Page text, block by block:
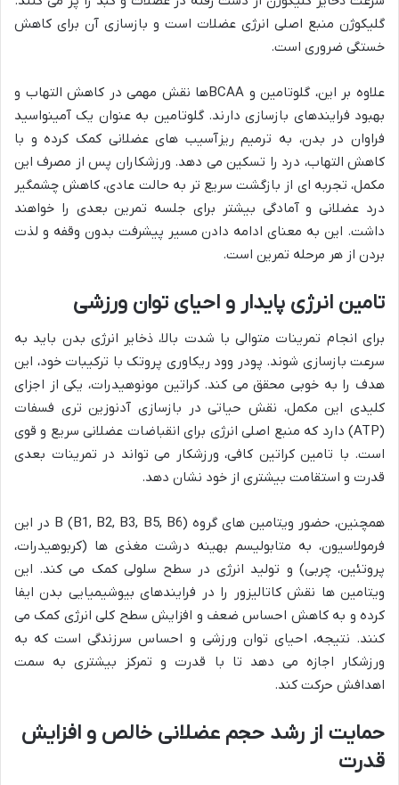
گلیکوژن منبع اصلی انرژی عضلات است و بازسازی آن برای کاهش
خستگی ضروری است.
علاوه بر این، گلوتامین و BCAAها نقش مهمی در کاهش التهاب و
بهبود فرایندهای بازسازی دارند. گلوتامین به عنوان یک آمینواسید
فراوان در بدن، به ترمیم ریزآسیب های عضلانی کمک کرده و با
کاهش التهاب، درد را تسکین می دهد. ورزشکاران پس از مصرف این
مکمل، تجربه ای از بازگشت سریع تر به حالت عادی، کاهش چشمگیر
درد عضلانی و آمادگی بیشتر برای جلسه تمرین بعدی را خواهند
داشت. این به معنای ادامه دادن مسیر پیشرفت بدون وقفه و لذت
بردن از هر مرحله تمرین است.
تامین انرژی پایدار و احیای توان ورزشی
برای انجام تمرینات متوالی با شدت بالا، ذخایر انرژی بدن باید به
سرعت بازسازی شوند. پودر وود ریکاوری پروتک با ترکیبات خود، این
هدف را به خوبی محقق می کند. کراتین مونوهیدرات، یکی از اجزای
کلیدی این مکمل، نقش حیاتی در بازسازی آدنوزین تری فسفات
(ATP) دارد که منبع اصلی انرژی برای انقباضات عضلانی سریع و قوی
است. با تامین کراتین کافی، ورزشکار می تواند در تمرینات بعدی
قدرت و استقامت بیشتری از خود نشان دهد.
همچنین، حضور ویتامین های گروه B (B1, B2, B3, B5, B6) در این
فرمولاسیون، به متابولیسم بهینه درشت مغذی ها (کربوهیدرات،
پروتئین، چربی) و تولید انرژی در سطح سلولی کمک می کند. این
ویتامین ها نقش کاتالیزور را در فرایندهای بیوشیمیایی بدن ایفا
کرده و به کاهش احساس ضعف و افزایش سطح کلی انرژی کمک می
کنند. نتیجه، احیای توان ورزشی و احساس سرزندگی است که به
ورزشکار اجازه می دهد تا با قدرت و تمرکز بیشتری به سمت
اهدافش حرکت کند.
حمایت از رشد حجم عضلانی خالص و افزایش
قدرت